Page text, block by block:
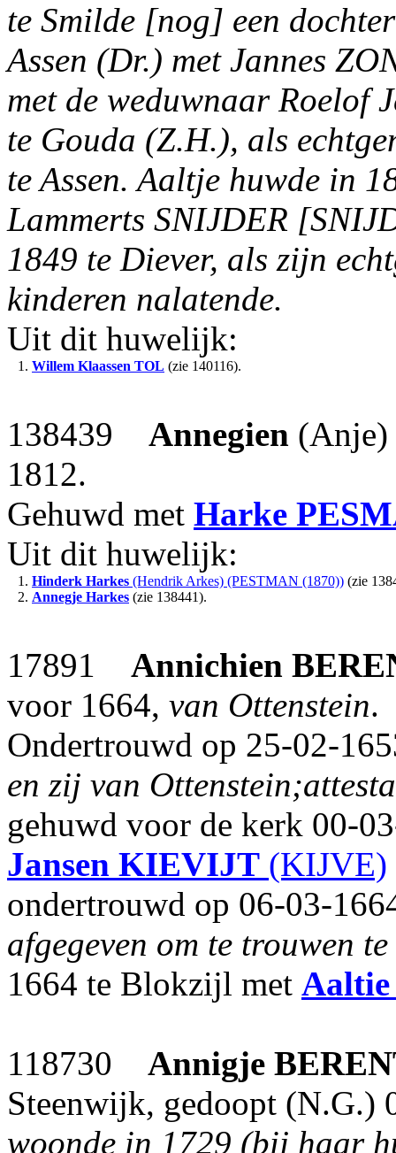
te Smilde [nog] een
Assen (Dr.) met Jannes
met de weduwnaar Roelof
te Gouda (Z.H.), als
te Assen. Aaltje huwde in
Lammerts SNIJDER
1849 te Diever, als zijn
kinderen nalatende.
Uit dit huwelijk:
1. Willem Klaassen TOL (zie 140116).
138439 Annegien (Anje)
1812.
Gehuwd met Harke
Uit dit huwelijk:
1. Hinderk Harkes (Hendrik Arkes) (PESTMAN (1870)) (zie
2. Annegje Harkes (zie 138441).
17891 Annichien
voor 1664, van Ottenstein.
Ondertrouwd op 25-02-
en zij van
gehuwd voor de kerk 00-
Jansen KIEVIJT (KIJVE)
ondertrouwd op 06-03-
afgegeven om te trouwen
1664 te Blokzijl met Aaltie
118730 Annigje
Steenwijk, gedoopt
woonde in 1729 (bij haar